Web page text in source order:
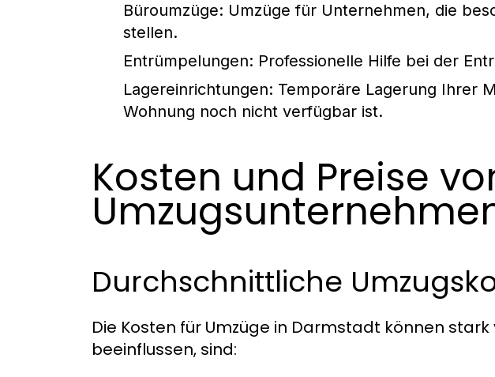
Büroumzüge: Umzüge für Unternehmen, die
stellen.
Entrümpelungen: Professionelle Hilfe bei der
Lagereinrichtungen: Temporäre Lagerung Ihrer
Wohnung noch nicht verfügbar ist.
Kosten und Preise
Durchschnittliche
Die Kosten für Umzüge in Darmstadt können
beeinflussen, sind: